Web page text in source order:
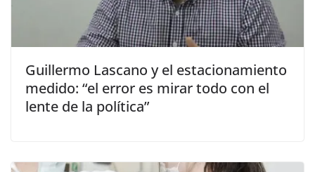
Guillermo Lascano y el estacionamiento
medido: “el error es mirar todo con el
lente de la política”